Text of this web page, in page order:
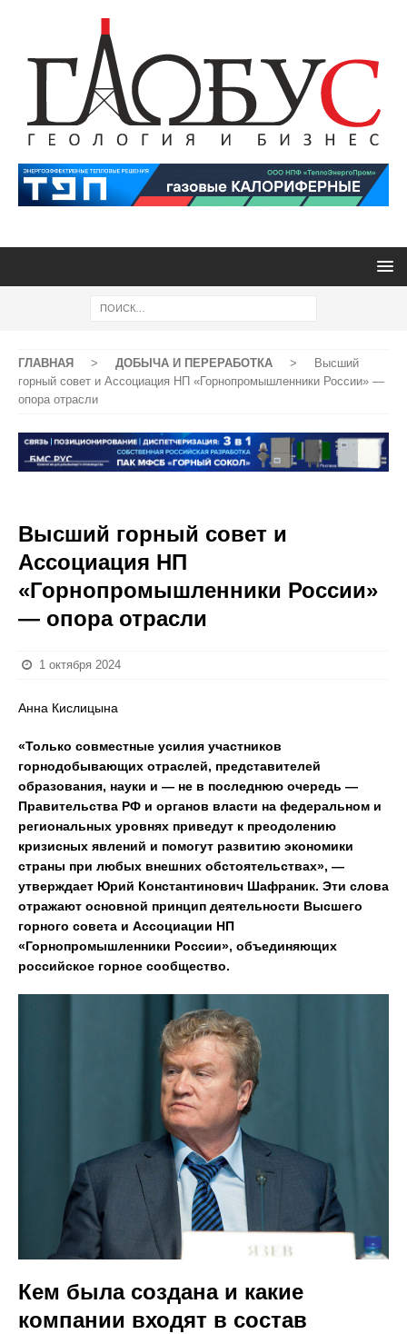
ГЛАВНАЯ > ДОБЫЧА И ПЕРЕРАБОТКА >
Высший
горный совет и Ассоциация НП «Горнопромышленники России» —
опора отрасли
Высший горный совет и
Ассоциация НП
«Горнопромышленники России»
— опора отрасли
1 октября 2024
Анна Кислицына
«Только совместные усилия участников
горнодобывающих отраслей, представителей
образования, науки и — не в последнюю очередь —
Правительства РФ и органов власти на федеральном и
региональных уровнях приведут к преодолению
кризисных явлений и помогут развитию экономики
страны при любых внешних обстоятельствах», —
утверждает Юрий Константинович Шафраник. Эти слова
отражают основной принцип деятельности Высшего
горного совета и Ассоциации НП
«Горнопромышленники России», объединяющих
российское горное сообщество.
Кем была создана и какие
компании входят в состав